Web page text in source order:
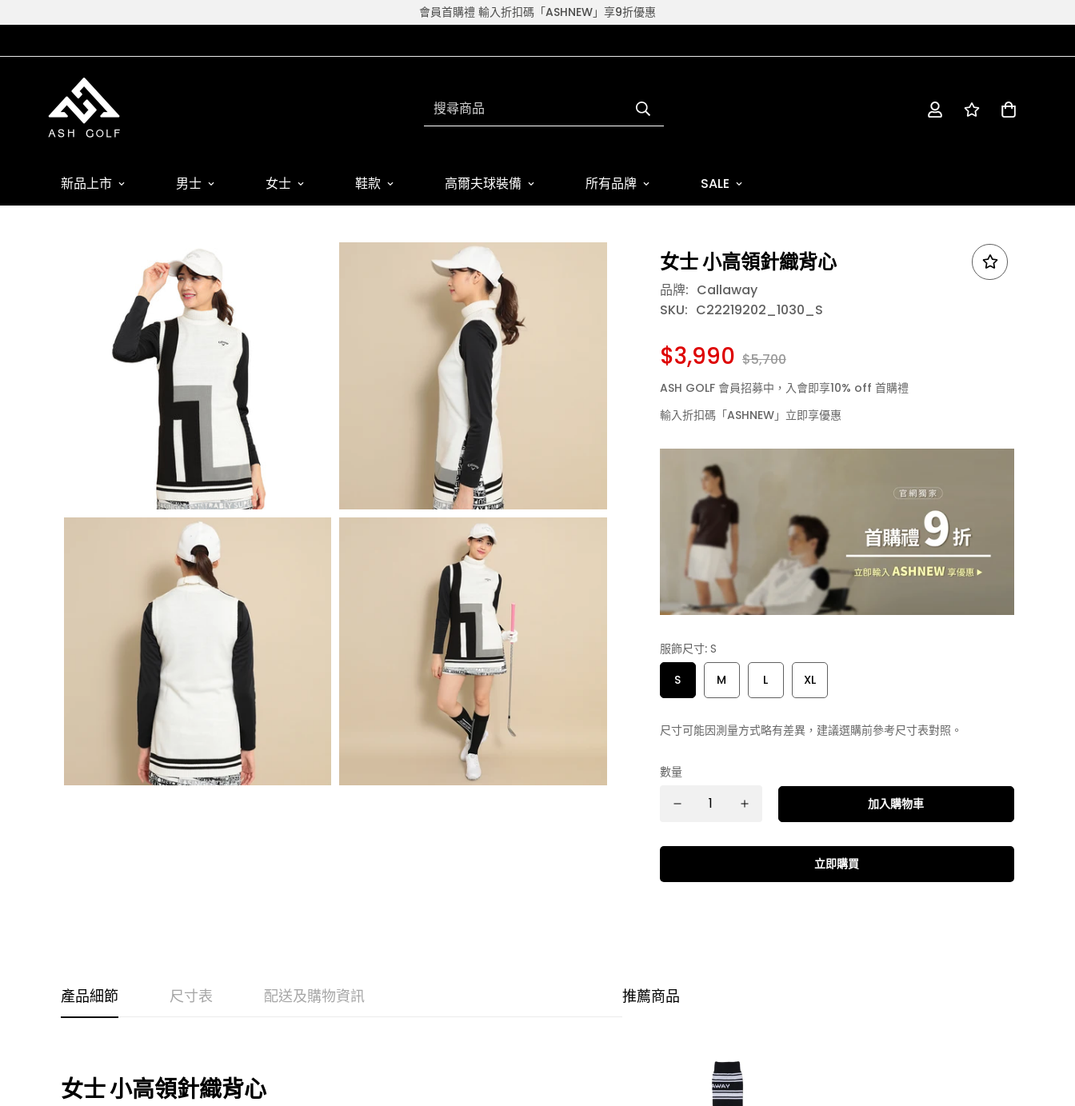
會員首購禮 輸入折扣碼「ASHNEW」享9折優惠
搜尋商品
新品上市 男士 女士 鞋款 高爾夫球裝備 所有品牌 SALE
女士 小高領針織背心
品牌: Callaway
SKU: C22219202_1030_S
$3,990 $5,700
ASH GOLF 會員招募中，入會即享10% off 首購禮
輸入折扣碼「ASHNEW」立即享優惠
服飾尺寸: S
S
M L XL
尺寸可能因測量方式略有差異，建議選購前參考尺寸表對照。
數量
加入購物車
立即購買
產品細節 尺寸表 配送及購物資訊
女士 小高領針織背心
推薦商品